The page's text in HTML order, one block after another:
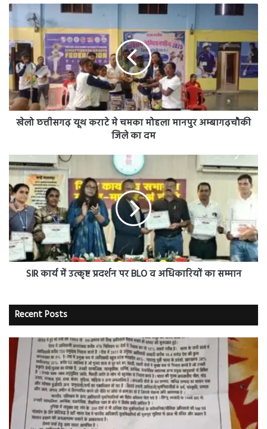
खेलो
छत्तीसगढ़
यूथ
कराटे
मे
चमका
मोहला
मानपुर
अम्बागढ़चौकी
जिले
खेलो छत्तीसगढ़ यूथ कराटे मे चमका मोहला मानपुर अम्बागढ़चौकी
जिले का दम
SIR
कार्य
में
उत्कृष्ट
प्रदर्शन
पर
BLO
व
अधिकारियों
SIR कार्य में उत्कृष्ट प्रदर्शन पर BLO व अधिकारियों का सम्मान
Recent Posts